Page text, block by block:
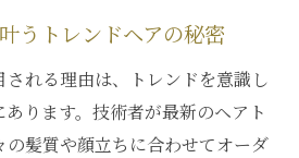
化した縮毛矯正施術の流れ
改善で得られる満足感とは
縮毛矯正の秘訣を解説
うトレンドヘアの秘密
れる理由は、トレンドを意識し
ります。技術者が最新のヘアト
の髪質や顔立ちに合わせてオーダ